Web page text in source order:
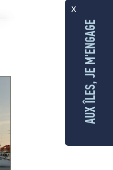
x
AUX ÎLES, JE M'ENGAGE